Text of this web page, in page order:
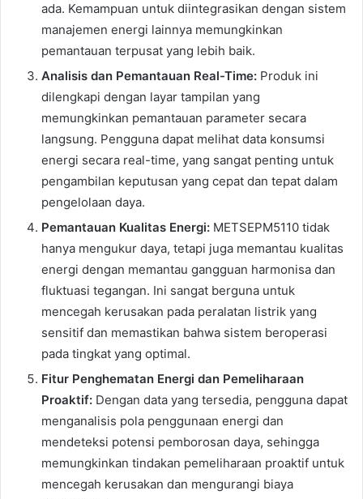
ada. Kemampuan untuk diintegrasikan dengan sistem
manajemen energi lainnya memungkinkan
pemantauan terpusat yang lebih baik.
Analisis dan Pemantauan Real-Time: Produk ini
dilengkapi dengan layar tampilan yang
memungkinkan pemantauan parameter secara
langsung. Pengguna dapat melihat data konsumsi
energi secara real-time, yang sangat penting untuk
pengambilan keputusan yang cepat dan tepat dalam
pengelolaan daya.
Pemantauan Kualitas Energi: METSEPM5110 tidak
hanya mengukur daya, tetapi juga memantau kualitas
energi dengan memantau gangguan harmonisa dan
fluktuasi tegangan. Ini sangat berguna untuk
mencegah kerusakan pada peralatan listrik yang
sensitif dan memastikan bahwa sistem beroperasi
pada tingkat yang optimal.
Fitur Penghematan Energi dan Pemeliharaan
Proaktif: Dengan data yang tersedia, pengguna dapat
menganalisis pola penggunaan energi dan
mendeteksi potensi pemborosan daya, sehingga
memungkinkan tindakan pemeliharaan proaktif untuk
mencegah kerusakan dan mengurangi biaya